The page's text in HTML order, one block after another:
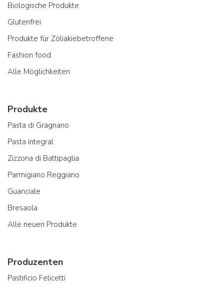
Biologische Produkte
Glutenfrei
Produkte für Zöliakiebetroffene
Fashion food
Alle Möglichkeiten
Produkte
Pasta di Gragnano
Pasta integral
Zizzona di Battipaglia
Parmigiano Reggiano
Guanciale
Bresaola
Alle neuen Produkte
Produzenten
Pastificio Felicetti